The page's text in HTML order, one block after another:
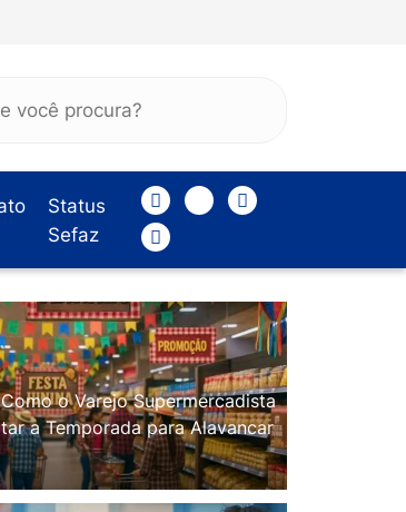
Status
Sefaz
o Varejo Supermercadista
a Temporada para Alavancar